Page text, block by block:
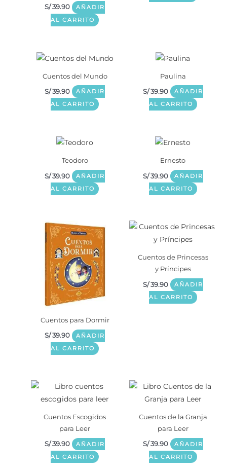
S/39.90
AÑADIR
AL CARRITO
Cuentos del Mundo
S/39.90
AÑADIR
AL CARRITO
Paulina
S/39.90
AÑADIR
AL CARRITO
Teodoro
S/39.90
AÑADIR
AL CARRITO
Ernesto
S/39.90
AÑADIR
AL CARRITO
Cuentos para Dormir
S/39.90
AÑADIR
AL CARRITO
Cuentos de Princesas
y Príncipes
S/39.90
AÑADIR
AL CARRITO
Cuentos Escogidos
para Leer
S/39.90
AÑADIR
AL CARRITO
Cuentos de la Granja
para Leer
S/39.90
AÑADIR
AL CARRITO